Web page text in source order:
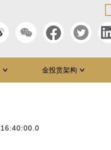
∨ 金投赏架构 ∨